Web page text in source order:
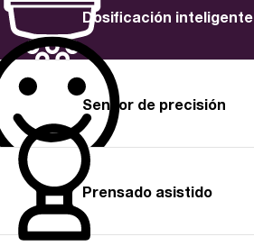
Dosificación inteligente
Sensor de precisión
Prensado asistido